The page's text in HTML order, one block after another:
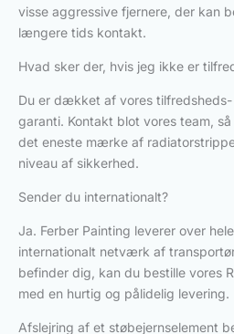
visse aggressive fjernere, der kan
længere tids kontakt.
Hvad sker der, hvis jeg ikke er
Du er dækket af vores
garanti. Kontakt blot vores team,
det eneste mærke af
niveau af sikkerhed.
Sender du internationalt?
Ja. Ferber Painting leverer over
internationalt netværk af
befinder dig, kan du bestille vores
med en hurtig og pålidelig levering.
Afslejring af et støbejernselement